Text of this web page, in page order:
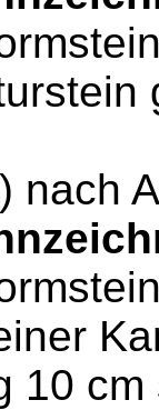
nach
10 cm